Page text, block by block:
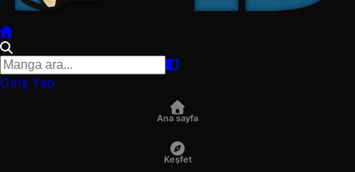
Giriş Yap
Ana sayfa
Keşfet